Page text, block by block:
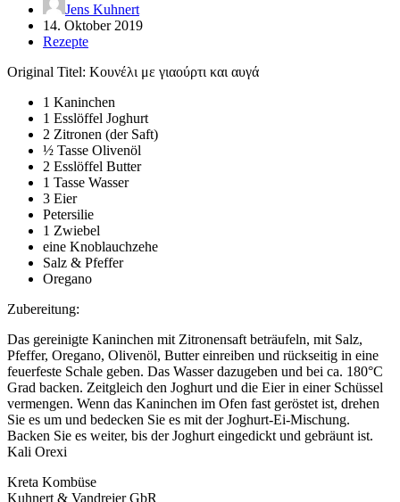
Jens Kuhnert
14. Oktober 2019
Rezepte
Original Titel: Κουνέλι με γιαούρτι και αυγά
1 Kaninchen
1 Esslöffel Joghurt
2 Zitronen (der Saft)
½ Tasse Olivenöl
2 Esslöffel Butter
1 Tasse Wasser
3 Eier
Petersilie
1 Zwiebel
eine Knoblauchzehe
Salz & Pfeffer
Oregano
Zubereitung:
Das gereinigte Kaninchen mit Zitronensaft beträufeln, mit Salz,
Pfeffer, Oregano, Olivenöl, Butter einreiben und rückseitig in eine
feuerfeste Schale geben. Das Wasser dazugeben und bei ca. 180°C
Grad backen. Zeitgleich den Joghurt und die Eier in einer Schüssel
vermengen. Wenn das Kaninchen im Ofen fast geröstet ist, drehen
Sie es um und bedecken Sie es mit der Joghurt-Ei-Mischung.
Backen Sie es weiter, bis der Joghurt eingedickt und gebräunt ist.
Kali Orexi
Kreta Kombüse
Kuhnert & Vandreier GbR